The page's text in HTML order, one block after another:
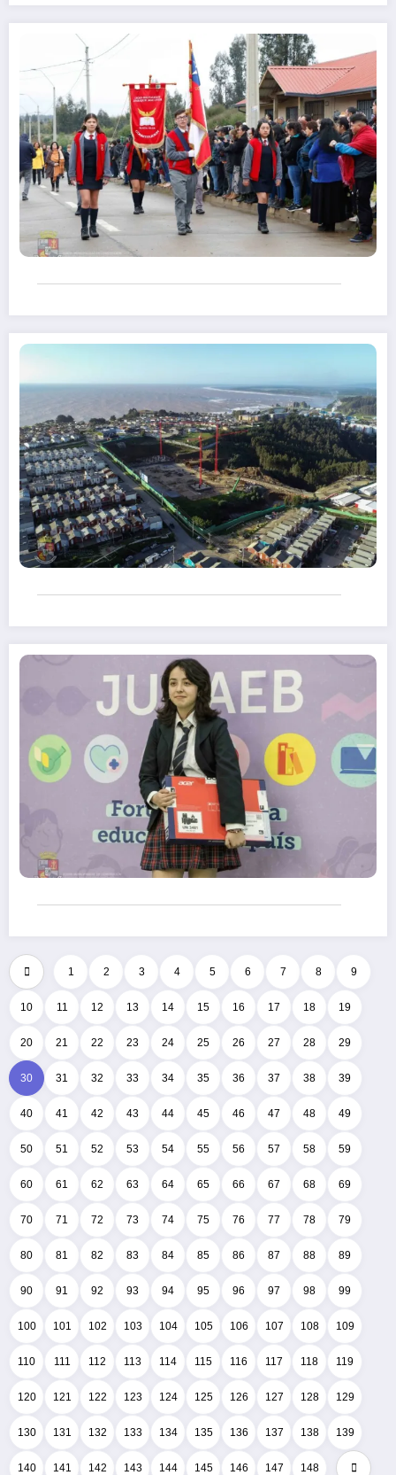
1 2 3 4 5 6 7 8 9
10 11 12 13 14 15 16 17 18 19
20 21 22 23 24 25 26 27 28 29
30 31 32 33 34 35 36 37 38 39
40 41 42 43 44 45 46 47 48 49
50 51 52 53 54 55 56 57 58 59
60 61 62 63 64 65 66 67 68 69
70 71 72 73 74 75 76 77 78 79
80 81 82 83 84 85 86 87 88 89
90 91 92 93 94 95 96 97 98 99
100 101 102 103 104 105 106 107 108 109
110 111 112 113 114 115 116 117 118 119
120 121 122 123 124 125 126 127 128 129
130 131 132 133 134 135 136 137 138 139
140 141 142 143 144 145 146 147 148